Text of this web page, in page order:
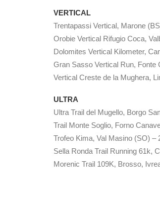
VERTICAL
Trentapassi Vertical, Marone
Orobie Vertical Rifugio Coca,
Dolomites Vertical Kilometer,
Gran Sasso Vertical Run, Fonte
Vertical Creste de la Mughera,
ULTRA
Ultra Trail del Mugello, Borgo
Trail Monte Soglio, Forno
Trofeo Kima, Val Masino (SO) –
Sella Ronda Trail Running 61k,
Morenic Trail 109K, Brosso,